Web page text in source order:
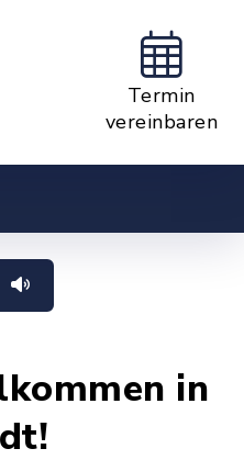
Termin
vereinbaren
in